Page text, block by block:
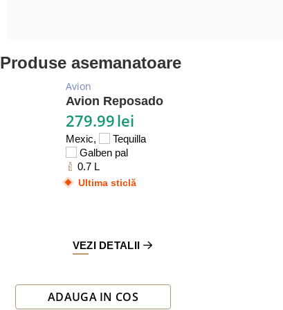
Produse asemanatoare
Avion
Avion Reposado
279.99lei
Mexic,
Tequilla
Galben pal
0.7 L
Ultima sticlă
VEZI DETALII
ADAUGA IN COS